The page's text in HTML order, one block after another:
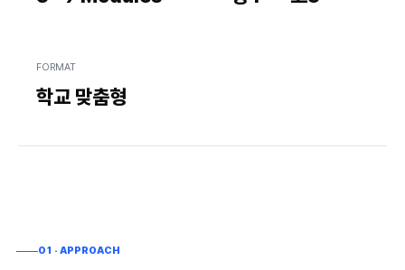
Work Hack AI
FORMAT
학교 맞춤형
01 · APPROACH